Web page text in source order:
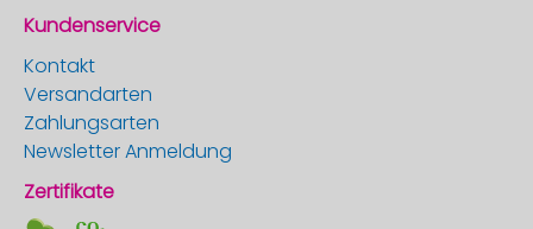
Kundenservice
Kontakt
Versandarten
Zahlungsarten
Newsletter Anmeldung
Zertifikate